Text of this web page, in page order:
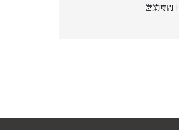
営業時間